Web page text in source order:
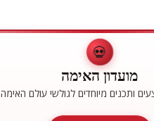
💀
מועדון האימה
ותכנים מיוחדים לגולשי עולם האימה